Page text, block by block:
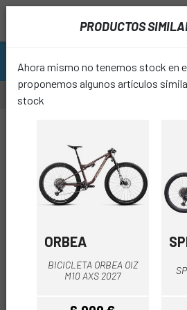
PRODUCTOS
Ahora mismo no tenemos stock en
proponemos algunos artículos
stock
ORBEA
BICICLETA ORBEA OIZ
M10 AXS 2027